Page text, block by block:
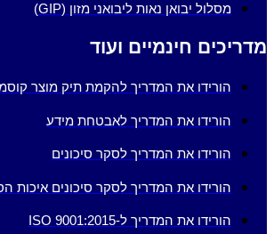
מסלול יבואן נאות ליבואני מזון (GIP)
חינמיים ועוד
הורידו את המדריך להקמת תיק מוצר קוסמטי EC 1223/2009.
הורידו את המדריך לאבטחת מידע
הורידו את המדריך לסקר סיכונים
הורידו את המדריך לסקר סיכונים איכות הסביבה
הורידו את המדריך ל-ISO 9001:2015